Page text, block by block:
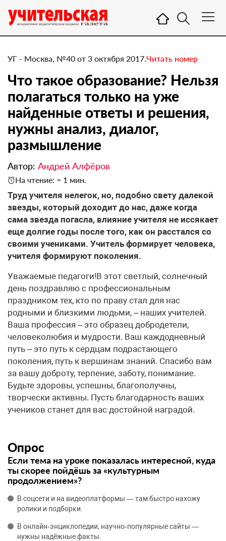
УГ - Москва, №40 от 3 октября 2017.Читать номер
Что такое образование? Нельзя
полагаться только на уже
найденные ответы и решения,
нужны анализ, диалог,
размышление
Автор: Андрей Алфёров
На чтение: ≈ 1 мин.
Труд учителя нелегок, но, подобно свету далекой
звезды, который доходит до нас, даже когда
сама звезда погасла, влияние учителя не иссякает
еще долгие годы после того, как он расстался со
своими учениками. Учитель формирует человека,
учителя формируют поколения.
Уважаемые педагоги!В этот светлый, солнечный
день поздравляю с профессиональным
праздником тех, кто по праву стал для нас
родными и близкими людьми, – наших учителей.
Ваша профессия – это образец добродетели,
человеколюбия и мудрости. Ваш каждодневный
путь – это путь к сердцам подрастающего
поколения, путь к вершинам знаний. Спасибо вам
за вашу доброту, терпение, заботу, понимание.
Будьте здоровы, успешны, благополучны,
творчески активны. Пусть благодарность ваших
учеников станет для вас достойной наградой.
Опрос
Если тема на уроке показалась интересной, куда
ты скорее пойдёшь за «культурным
продолжением»?
В соцсети и на видеоплатформы — там быстро нахожу
ролики и подборки.
В онлайн‑энциклопедии, научно‑популярные сайты —
нужны надёжные факты.